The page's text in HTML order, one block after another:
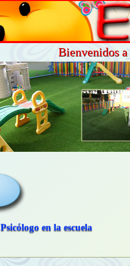
Bienvenidos
Psicólogo en la escuela